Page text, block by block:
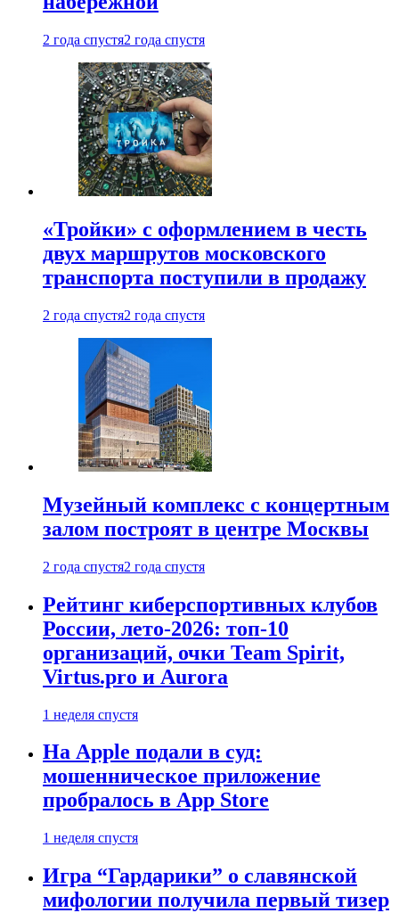
2 года спустя2 года спустя
«Тройки» с оформлением в честь
двух маршрутов московского
транспорта поступили в продажу
2 года спустя2 года спустя
Музейный комплекс с концертным
залом построят в центре Москвы
2 года спустя2 года спустя
Рейтинг киберспортивных клубов
России, лето-2026: топ-10
организаций, очки Team Spirit,
Virtus.pro и Aurora
1 неделя спустя
На Apple подали в суд:
мошенническое приложение
пробралось в App Store
1 неделя спустя
Игра “Гардарики” о славянской
мифологии получила первый тизер